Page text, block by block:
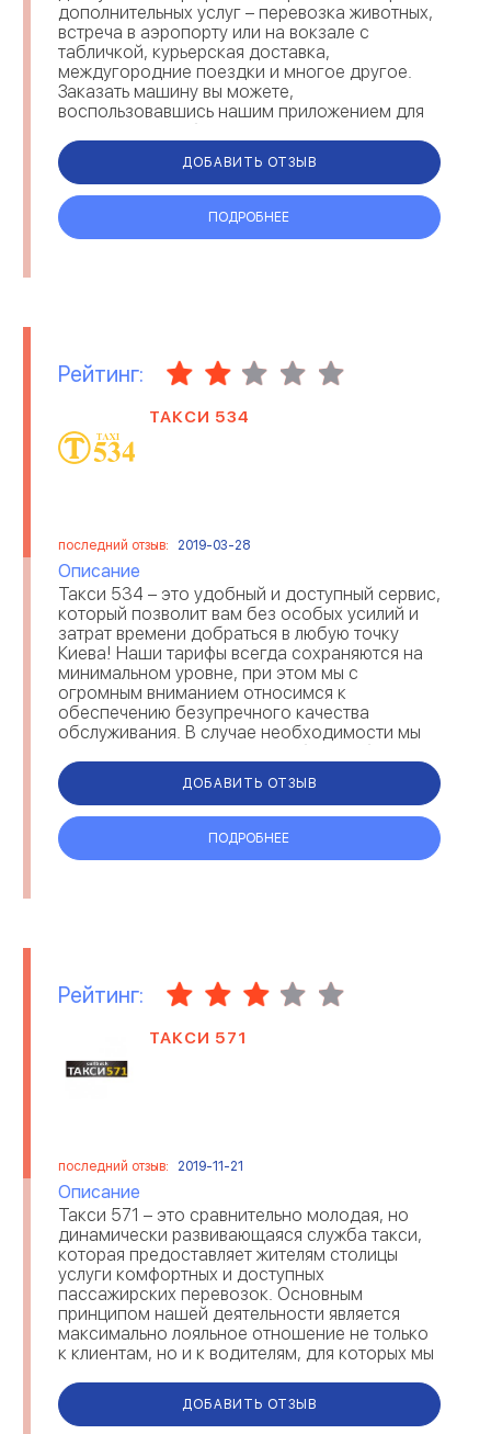
дополнительных услуг – перевозка животных,
встреча в аэропорту или на вокзале с
табличкой, курьерская доставка,
междугородние поездки и многое другое.
Заказать машину вы можете,
воспользовавшись нашим приложением для
смартфонов, либо позвонив диспетчеру и
указав начальную и конечную точки ма...
ДОБАВИТЬ ОТЗЫВ
ПОДРОБНЕЕ
Рейтинг:
ТАКСИ 534
последний отзыв: 2019-03-28
Описание
Такси 534 – это удобный и доступный сервис,
который позволит вам без особых усилий и
затрат времени добраться в любую точку
Киева! Наши тарифы всегда сохраняются на
минимальном уровне, при этом мы с
огромным вниманием относимся к
обеспечению безупречного качества
обслуживания. В случае необходимости мы
готовы предоставить автомобиль любого
типа, начиная от стандартног...
ДОБАВИТЬ ОТЗЫВ
ПОДРОБНЕЕ
Рейтинг:
ТАКСИ 571
последний отзыв: 2019-11-21
Описание
Такси 571 – это сравнительно молодая, но
динамически развивающаяся служба такси,
которая предоставляет жителям столицы
услуги комфортных и доступных
пассажирских перевозок. Основным
принципом нашей деятельности является
максимально лояльное отношение не только
к клиентам, но и к водителям, для которых мы
рынке условий сотрудниче...
ДОБАВИТЬ ОТЗЫВ